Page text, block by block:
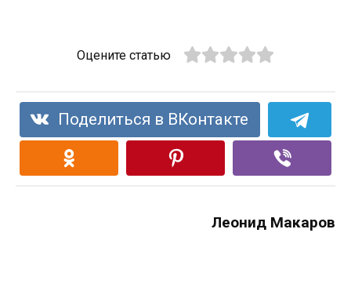
Оцените статью
Поделиться в ВКонтакте
Леонид Макаров